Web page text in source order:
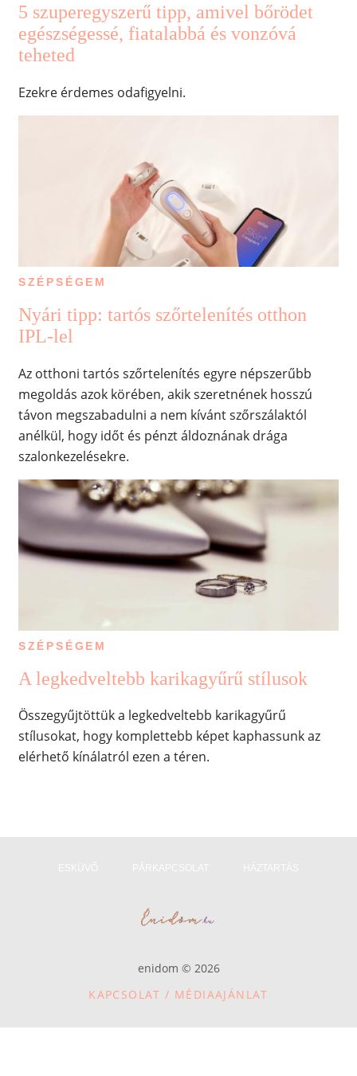
5 szuperegyszerű tipp, amivel bőrödet
egészségessé, fiatalabbá és vonzóvá
teheted
Ezekre érdemes odafigyelni.
SZÉPSÉGEM
Nyári tipp: tartós szőrtelenítés otthon
IPL-lel
Az otthoni tartós szőrtelenítés egyre népszerűbb
megoldás azok körében, akik szeretnének hosszú
távon megszabadulni a nem kívánt szőrszálaktól
anélkül, hogy időt és pénzt áldoznának drága
szalonkezelésekre.
SZÉPSÉGEM
A legkedveltebb karikagyűrű stílusok
Összegyűjtöttük a legkedveltebb karikagyűrű
stílusokat, hogy komplettebb képet kaphassunk az
elérhető kínálatról ezen a téren.
enidom © 2026
KAPCSOLAT / MÉDIAAJÁNLAT